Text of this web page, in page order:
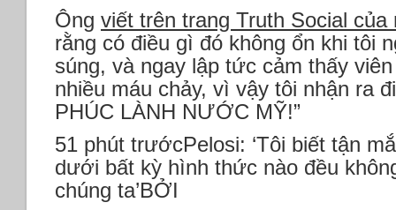
Ông viết trên trang Truth Social của
rằng có điều gì đó không ổn khi tôi
súng, và ngay lập tức cảm thấy
nhiều máu chảy, vì vậy tôi nhận ra
PHÚC LÀNH NƯỚC MỸ!”
51 phút trướcPelosi: ‘Tôi biết tận
dưới bất kỳ hình thức nào đều
chúng ta’BỞI